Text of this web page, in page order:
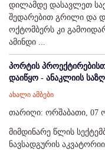
დილამდე დასავლეთ
შედარებით გრილი და
ოქტომბერს კი
ამინდი ...
პორტის
დაიწყო - ანაკლიის
ახალი ამბები
თარიღი: ორშაბათი, 07
მიმდინარე წლის
ნავსადგურის